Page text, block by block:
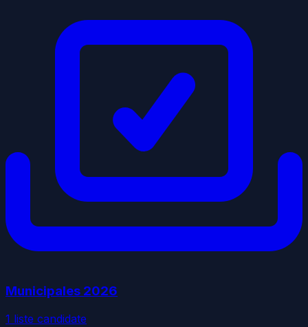
Municipales 2026
1 liste candidate